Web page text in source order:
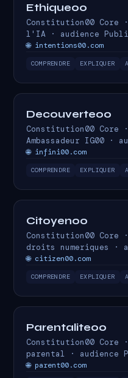
Ethique00
Constitution00 Core
l'IA · audience
🌐 intentions00.com
COMPRENDRE EXPLIQUER
Decouverte00
Constitution00 Core
Ambassadeur IG00 ·
🌐 infini00.com
COMPRENDRE EXPLIQUER
Citoyen00
Constitution00 Core
droits numeriques ·
🌐 citizen00.com
COMPRENDRE EXPLIQUER
Parentalite00
Constitution00 Core
parental · audience
🌐 parent00.com